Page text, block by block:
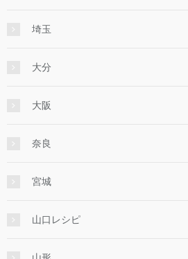
埼玉
大分
大阪
奈良
宮城
山口レシピ